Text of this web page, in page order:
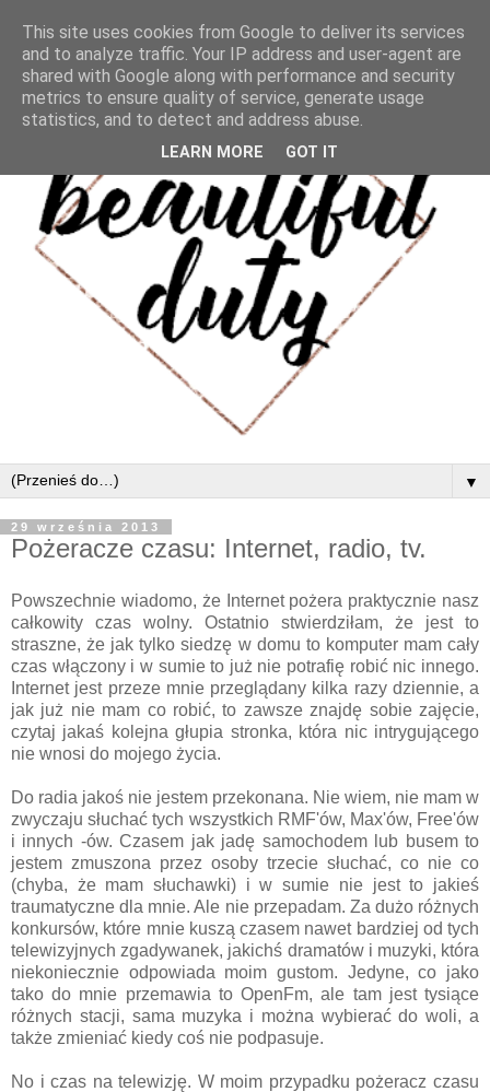
▼
29 września 2013
Pożeracze czasu: Internet, radio, tv.
Powszechnie wiadomo, że Internet pożera praktycznie nasz
całkowity czas wolny. Ostatnio stwierdziłam, że jest to
straszne, że jak tylko siedzę w domu to komputer mam cały
czas włączony i w sumie to już nie potrafię robić nic innego.
Internet jest przeze mnie przeglądany kilka razy dziennie, a
jak już nie mam co robić, to zawsze znajdę sobie zajęcie,
czytaj jakaś kolejna głupia stronka, która nic intrygującego
nie wnosi do mojego życia.
Do radia jakoś nie jestem przekonana. Nie wiem, nie mam w
zwyczaju słuchać tych wszystkich RMF'ów, Max'ów, Free'ów
i innych -ów. Czasem jak jadę samochodem lub busem to
jestem zmuszona przez osoby trzecie słuchać, co nie co
(chyba, że mam słuchawki) i w sumie nie jest to jakieś
traumatyczne dla mnie. Ale nie przepadam. Za dużo różnych
konkursów, które mnie kuszą czasem nawet bardziej od tych
telewizyjnych zgadywanek, jakichś dramatów i muzyki, która
niekoniecznie odpowiada moim gustom. Jedyne, co jako
tako do mnie przemawia to OpenFm, ale tam jest tysiące
różnych stacji, sama muzyka i można wybierać do woli, a
także zmieniać kiedy coś nie podpasuje.
No i czas na telewizję. W moim przypadku pożeracz czasu
This site uses cookies from Google to deliver its services
and to analyze traffic. Your IP address and user-agent are
shared with Google along with performance and security
metrics to ensure quality of service, generate usage
statistics, and to detect and address abuse.
LEARN MORE GOT IT